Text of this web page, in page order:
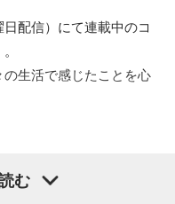
あなたにとって、どん
方が決まっていきそう
配信）にて連載中のコ
生活で感じたことを心
まりましたね。でもリ
む